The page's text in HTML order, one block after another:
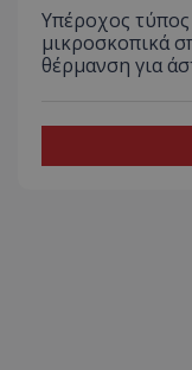
Υπέροχος
μικροσκοπικά
θέρμανση για